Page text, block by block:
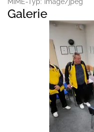
MIME-Typ: image/jpeg
Galerie